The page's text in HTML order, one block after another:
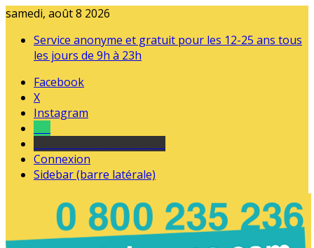
samedi, août 8 2026
Service anonyme et gratuit pour les 12-25 ans tous
les jours de 9h à 23h
Facebook
X
Instagram
Connexion
Sidebar (barre latérale)